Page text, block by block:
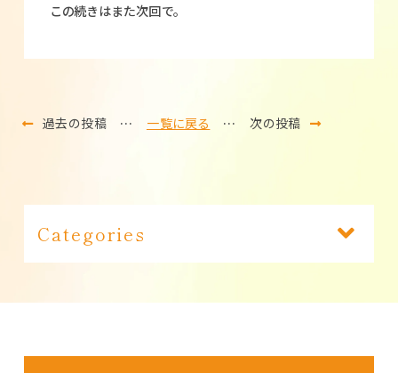
この続きはまた次回で。
過去の投稿 … 一覧に戻る … 次の投稿
Categories